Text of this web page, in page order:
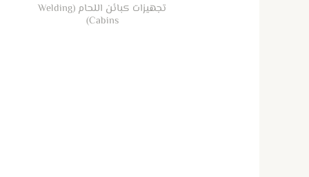
تجهيزات كبائن اللحام (Welding
Cabins)